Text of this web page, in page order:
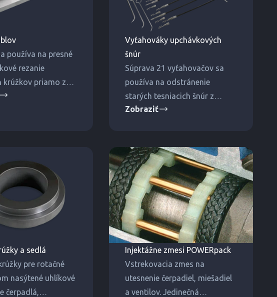
používa na presné
rezanie
krúžkov priamo z
šnúry bez
Vyťahováky upchávkových
šnúr
Súprava 21 vyťahovačov sa
používa na odstránenie
starých tesniacich šnúr z
tesniacich komôr a drážok.
Zobraziť
a sedlá
pre rotačné
nasýtené uhlíkové
čerpadlá,
Injektážne zmesi POWERpack
Vstrekovacia zmes na
utesnenie čerpadiel, miešadiel
a ventilov. Jedinečná